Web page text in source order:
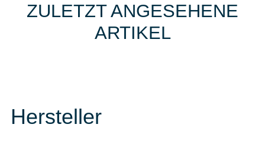
ZULETZT ANGESEHENE
ARTIKEL
Hersteller